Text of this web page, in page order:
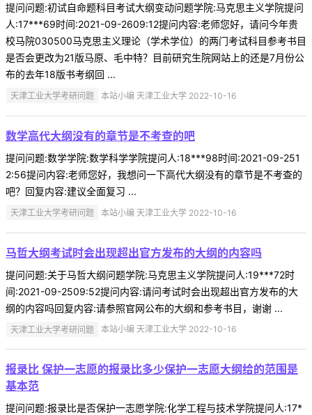
提问问题:初试自命题科目考试大纲变动问题学院:马克思主义学院提问
人:17***69时间:2021-09-2609:12提问内容:老师您好，请问今年贵
校马院030500马克思主义理论（学术学位）的两门考试科目参考书目
是否会更改为21版马原、毛中特？目前研究生院网站上的还是7月份公
布的去年18版书考纲回 ...
天津工业大学考研问题 本站小编 天津工业大学 2022-10-16
数学高代大纲没有的章节是不考查的吧
提问问题:数学学院:数学科学学院提问人:18***98时间:2021-09-251
2:56提问内容:老师您好，我想问一下高代大纲没有的章节是不考查的
吧？回复内容:建议全面复习 ...
天津工业大学考研问题 本站小编 天津工业大学 2022-10-16
马哲大纲考试时会出现超出官方发布的大纲的内容吗
提问问题:关于马哲大纲问题学院:马克思主义学院提问人:19***72时
间:2021-09-2509:52提问内容:请问考试时会出现超出官方发布的大
纲的内容吗回复内容:请参照官网公布的大纲和参考书目，谢谢 ...
天津工业大学考研问题 本站小编 天津工业大学 2022-10-16
报录比 保护一志愿的报录比多少保护一志愿大纲给的范围是
基本范
提问问题:报录比是否保护一志愿学院:化学工程与技术学院提问人:17*